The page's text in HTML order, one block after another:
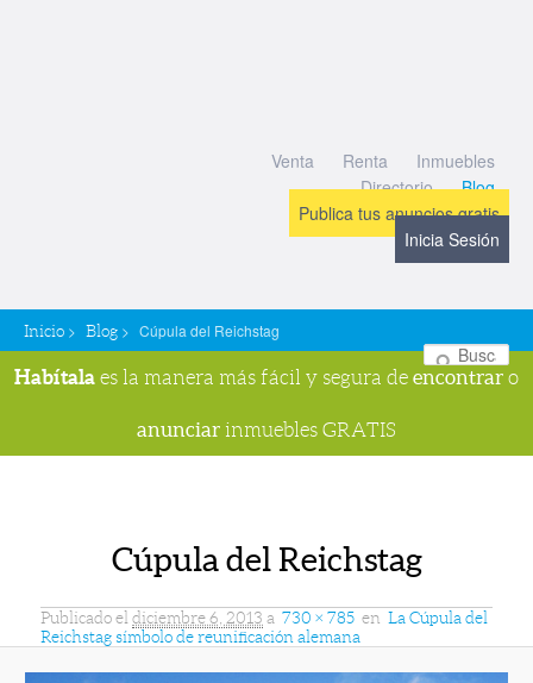
Venta Renta
Inmuebles
Directorio
Blog
Publica tus anuncios gratis
Inicia Sesión
Inicio > Blog > Cúpula del Reichstag
Habítala es la manera más fácil y segura de encontrar o
anunciar inmuebles GRATIS
Cúpula del Reichstag
Publicado el diciembre 6, 2013 a 730 × 785 en La Cúpula del
Reichstag símbolo de reunificación alemana